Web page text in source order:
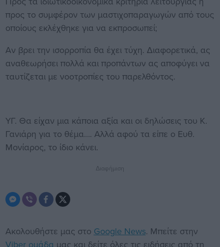
προς το συμφέρον των μαστιχοπαραγωγών από τους
οποίους εκλέχθηκε για να εκπροσωπεί;
Αν βρει την ισορροπία θα έχει τύχη. Διαφορετικά, ας
αναθεωρήσει πολλά και προπάντων ας αποφύγει να
ταυτίζεται με νοοτροπίες του παρελθόντος.
ΥΓ. Θα είχαν μια κάποια αξία και οι δηλώσεις του Κ.
Γανιάρη για το θέμα…. Αλλά αφού τα είπε ο Ευθ.
Μονίαρος, το ίδιο κάνει.
Διαφήμιση
Ακολουθήστε μας στο Google News. Μπείτε στην
Viber ομάδα μας και δείτε όλες τις ειδήσεις από τη